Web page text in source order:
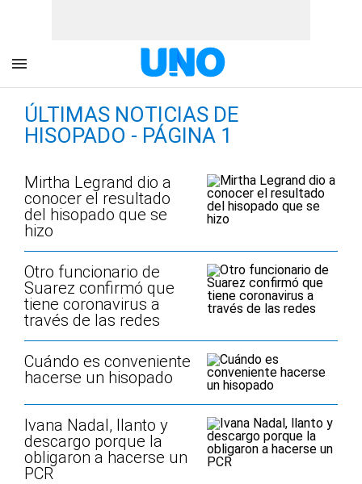
ÚLTIMAS NOTICIAS DE
HISOPADO - PÁGINA 1
Mirtha Legrand dio a
conocer el resultado
del hisopado que se
hizo
Otro funcionario de
Suarez confirmó que
tiene coronavirus a
través de las redes
Cuándo es conveniente
hacerse un hisopado
Ivana Nadal, llanto y
descargo porque la
obligaron a hacerse un
PCR